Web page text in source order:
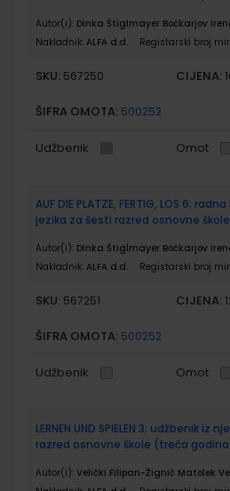
Autor(i): Dinka Štiglmayer Bočkarjov
Nakladnik: ALFA d.d. Registarski broj
SKU: 567250 CIJENA:
ŠIFRA OMOTA: 500252
Udžbenik Omot
AUF DIE PLATZE, FERTIG, LOS 6;
jezika za šesti razred osnovne
Autor(i): Dinka Štiglmayer Bočkarjov
Nakladnik: ALFA d.d. Registarski broj
SKU: 567251 CIJENA:
ŠIFRA OMOTA: 500252
Udžbenik Omot
LERNEN UND SPIELEN 3; udžbenik
razred osnovne škole (treća
Autor(i): Velički Filipan-Žignić Matolek